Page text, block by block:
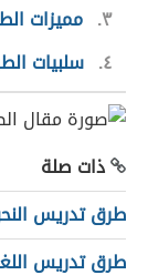
٣ مميزات
٤ سلبيات
ذات صلة
طرق تدريس
طرق تدريس